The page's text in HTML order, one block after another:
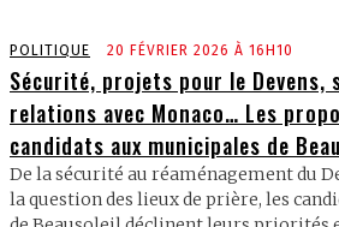
POLITIQUE 20 FÉVRIER 2026 À 16H10
Sécurité, projets pour le Devens,
relations avec Monaco… Les
candidats aux municipales de
De la sécurité au réaménagement du
la question des lieux de prière, les